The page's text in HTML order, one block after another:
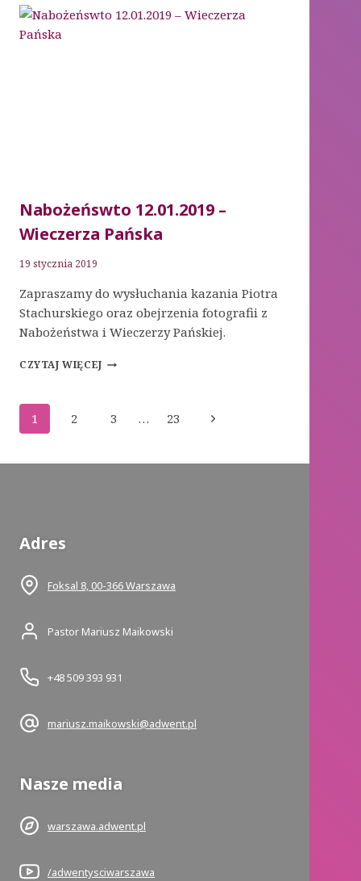
Nabożeńswto 12.01.2019 –
Wieczerza Pańska
19 stycznia 2019
Zapraszamy do wysłuchania kazania Piotra
Stachurskiego oraz obejrzenia fotografii z
Nabożeństwa i Wieczerzy Pańskiej.
CZYTAJ WIĘCEJNABOŻEŃSWTO
PAŃSKA
Nawigacja
strony
1 2 3 … 23
Następna
Adres
Foksal 8, 00-366 Warszawa
Pastor Mariusz Maikowski
+48 509 393 931
mariusz.maikowski@adwent.pl
Nasze media
warszawa.adwent.pl
/adwentysciwarszawa